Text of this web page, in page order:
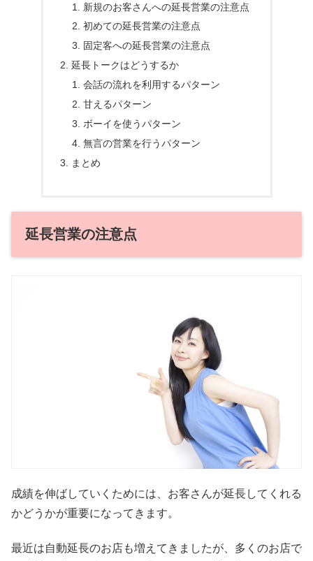
新規のお客さんへの延長営業の注意点
初めての延長営業の注意点
固定客への延長営業の注意点
延長トークはどうするか
会話の流れを利用するパターン
甘えるパターン
ボーイを使うパターン
無言の営業を行うパターン
まとめ
延長営業の注意点
成績を伸ばしていくためには、お客さんが延長してくれる
かどうかが重要になってきます。
最近は自動延長のお店も増えてきましたが、多くのお店で